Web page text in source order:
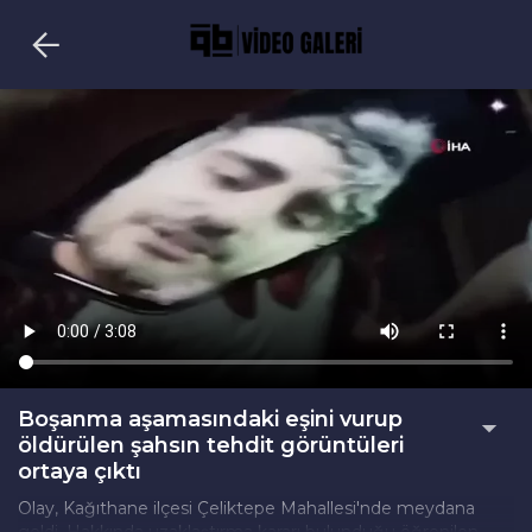
Boşanma aşamasındaki eşini vurup
öldürülen şahsın tehdit görüntüleri
ortaya çıktı
Olay, Kağıthane ilçesi Çeliktepe Mahallesi'nde meydana